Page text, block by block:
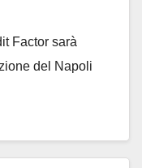
Factor sarà
del Napoli